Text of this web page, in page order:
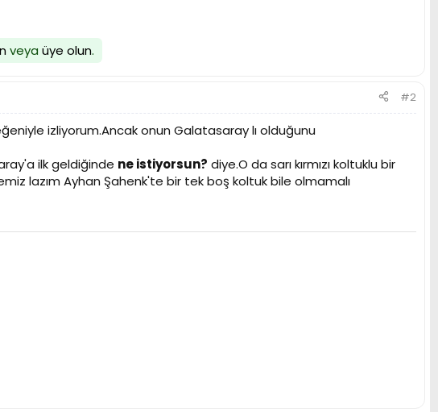
veya üye olun.
#2
izliyorum.Ancak onun Galatasaray lı olduğunu
ilk geldiğinde ne istiyorsun? diye.O da sarı kırmızı koltuklu bir
lazım Ayhan Şahenk'te bir tek boş koltuk bile olmamalı